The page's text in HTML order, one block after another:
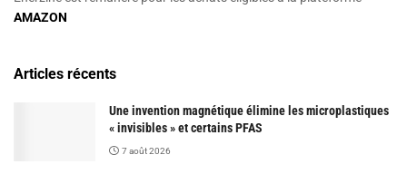
AMAZON
Articles récents
Une invention magnétique élimine les microplastiques
« invisibles » et certains PFAS
7 août 2026